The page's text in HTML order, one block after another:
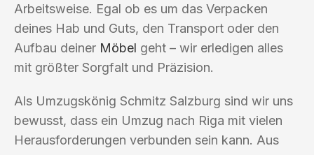
Arbeitsweise. Egal ob es um das Verpacken
deines Hab und Guts, den Transport oder den
Aufbau deiner Möbel geht – wir erledigen alles
mit größter Sorgfalt und Präzision.
Als Umzugskönig Schmitz Salzburg sind wir uns
bewusst, dass ein Umzug nach Riga mit vielen
Herausforderungen verbunden sein kann. Aus